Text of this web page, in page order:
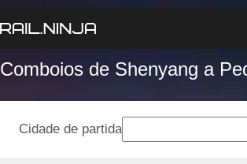
Comboios de Shenyang a
Cidade de partida